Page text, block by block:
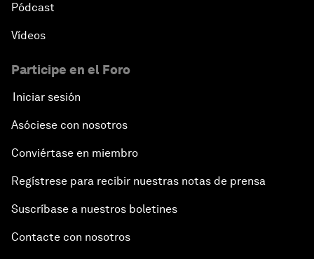
Pódcast
Vídeos
Participe en el Foro
Iniciar sesión
Asóciese con nosotros
Conviértase en miembro
Regístrese para recibir nuestras notas de prensa
Suscríbase a nuestros boletines
Contacte con nosotros